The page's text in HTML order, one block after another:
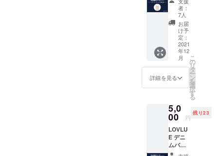
欄にご
希望の
お名前
をご記
入くだ
さい。
（※ニッ
クネー
ム可）
UEから
感謝の
メッ
セージ
付きの
ポスト
カード
●LOVL
UEオ
フィ
シャル
してい
ただい
た方の
名前 ※
支援
時、必
ず備考
者：
7人
お届
け予
定：
2021
年12
月
詳細を見る
こ
の
リ
タ
ー
ン
を
選
択
す
る
5,0
00 円
残り23
LOVLU
E デニ
ムバッ
グ